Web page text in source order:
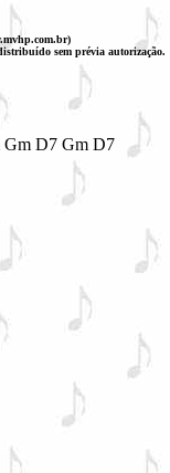
sem prévia autorização.
Gm D7 Gm D7